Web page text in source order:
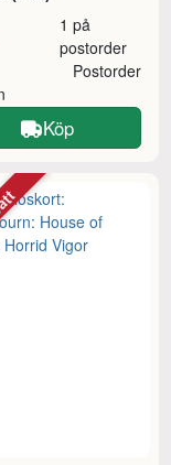
1 på
postorder
Postorder
Köp